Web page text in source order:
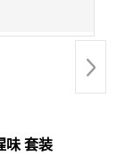
味 套装